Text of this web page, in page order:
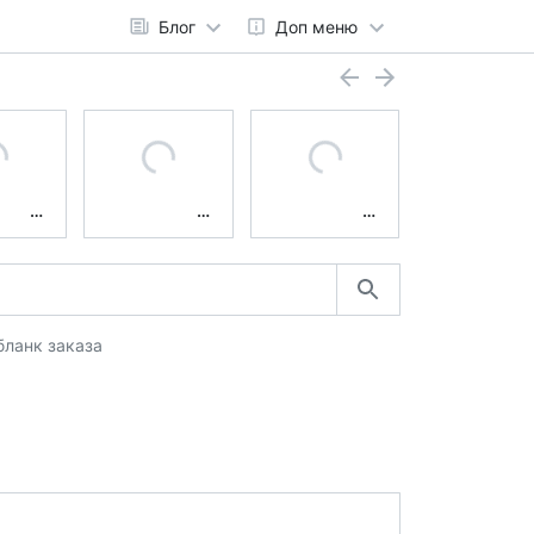
Блог Доп меню
заказа